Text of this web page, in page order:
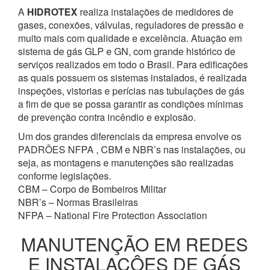
A HIDROTEX realiza instalações de medidores de
gases, conexões, válvulas, reguladores de pressão e
muito mais com qualidade e excelência. Atuação em
sistema de gás GLP e GN, com grande histórico de
serviços realizados em todo o Brasil. Para edificações
as quais possuem os sistemas instalados, é realizada
inspeções, vistorias e perícias nas tubulações de gás
a fim de que se possa garantir as condições mínimas
de prevenção contra incêndio e explosão.
Um dos grandes diferenciais da empresa envolve os
PADRÕES NFPA , CBM e NBR’s nas instalações, ou
seja, as montagens e manutenções são realizadas
conforme legislações.
CBM – Corpo de Bombeiros Militar
NBR’s – Normas Brasileiras
NFPA – National Fire Protection Association
MANUTENÇÃO EM REDES
E INSTALAÇÔES DE GÁS